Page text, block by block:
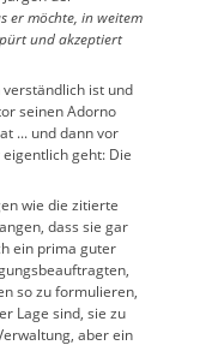
er möchte, in weitem
und akzeptiert
ist und
seinen Adorno
... und dann vor
geht: Die
wie die zitierte
dass sie gar
ein prima guter
so zu formulieren,
Lage sind, sie zu
aber ein